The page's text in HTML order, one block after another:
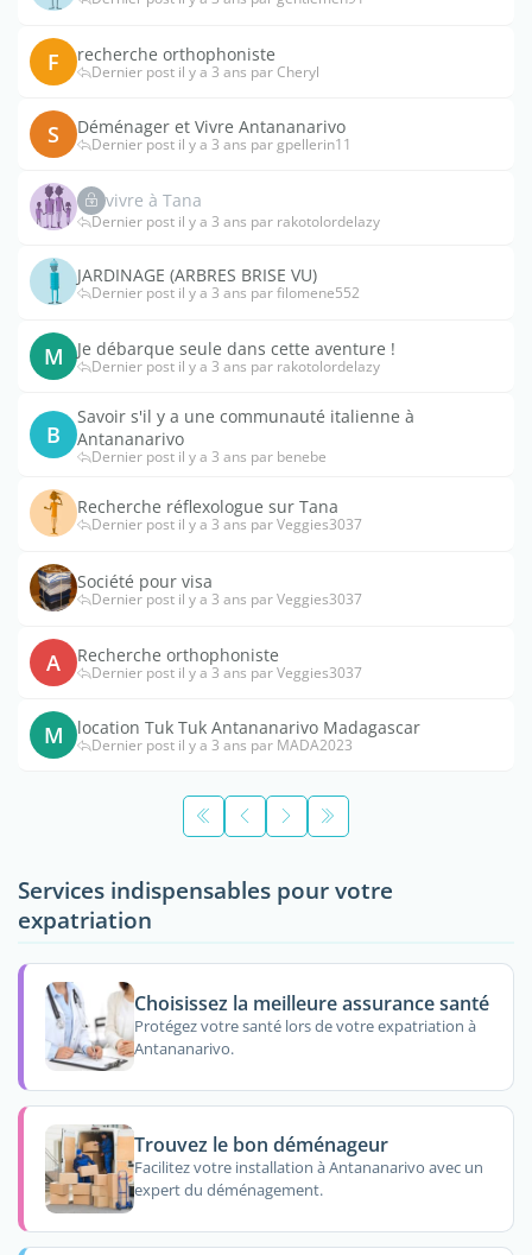
F recherche orthophoniste
Dernier post il y a 3 ans par Cheryl
S Déménager et Vivre Antananarivo
Dernier post il y a 3 ans par gpellerin11
vivre à Tana
Dernier post il y a 3 ans par rakotolordelazy
JARDINAGE (ARBRES BRISE VU)
Dernier post il y a 3 ans par filomene552
M Je débarque seule dans cette aventure !
Dernier post il y a 3 ans par rakotolordelazy
B
Savoir s'il y a une communauté italienne à
Antananarivo
Dernier post il y a 3 ans par benebe
Recherche réflexologue sur Tana
Dernier post il y a 3 ans par Veggies3037
Société pour visa
Dernier post il y a 3 ans par Veggies3037
A Recherche orthophoniste
Dernier post il y a 3 ans par Veggies3037
M location Tuk Tuk Antananarivo Madagascar
Dernier post il y a 3 ans par MADA2023
Services indispensables pour votre
expatriation
Choisissez la meilleure assurance santé
Protégez votre santé lors de votre expatriation à
Antananarivo.
Trouvez le bon déménageur
Facilitez votre installation à Antananarivo avec un
expert du déménagement.